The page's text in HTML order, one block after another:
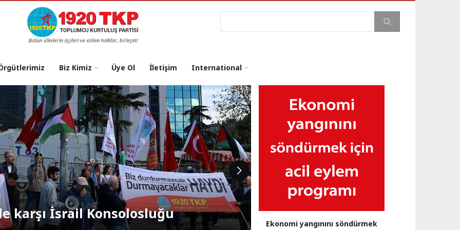
Ara
Biz Kimiz Üye Ol İletişim International
"NATO’dan Çıkılsın, Üsler
karşı İsrail Konsolosluğu
Ekonomi yangınını söndürmek